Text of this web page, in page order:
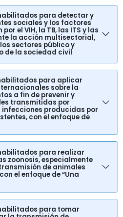
para detectar y
sociales y los factores
el VIH, la TB, las ITS y las
la acción multisectorial,
sectores público y
de la sociedad civil
para aplicar
sobre la
a fin de prevenir y
transmitidas por
producidas por
con el enfoque de
para realizar
zoonosis, especialmente
de animales
el enfoque de “Una
para tomar